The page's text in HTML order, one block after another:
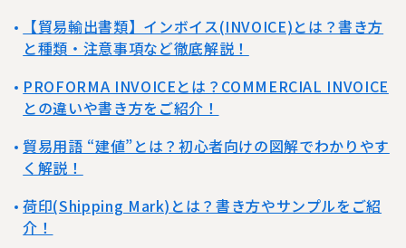
【貿易輸出書類】インボイス(INVOICE)とは？書き方
と種類・注意事項など徹底解説！
PROFORMA INVOICEとは？COMMERCIAL INVOICE
との違いや書き方をご紹介！
貿易用語 “建値”とは？初心者向けの図解でわかりやす
く解説！
荷印(Shipping Mark)とは？書き方やサンプルをご紹
介！